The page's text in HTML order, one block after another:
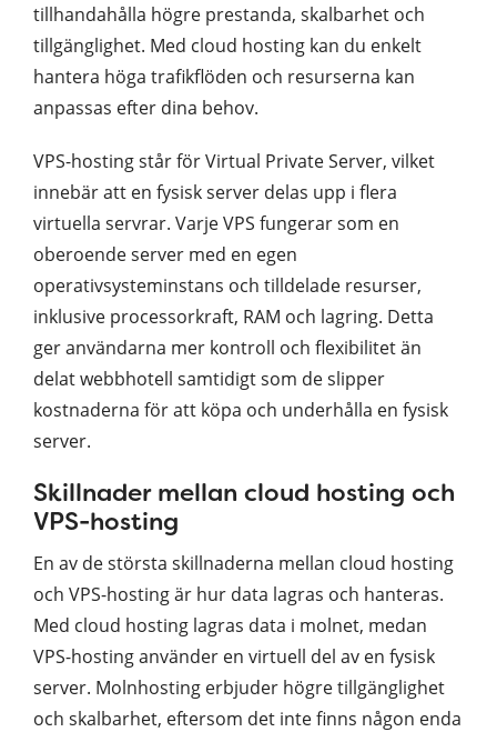
tillhandahålla högre prestanda, skalbarhet och
tillgänglighet. Med cloud hosting kan du enkelt
hantera höga trafikflöden och resurserna kan
anpassas efter dina behov.
VPS-hosting står för Virtual Private Server, vilket
innebär att en fysisk server delas upp i flera
virtuella servrar. Varje VPS fungerar som en
oberoende server med en egen
operativsysteminstans och tilldelade resurser,
inklusive processorkraft, RAM och lagring. Detta
ger användarna mer kontroll och flexibilitet än
delat webbhotell samtidigt som de slipper
kostnaderna för att köpa och underhålla en fysisk
server.
Skillnader mellan cloud hosting och
VPS-hosting
En av de största skillnaderna mellan cloud hosting
och VPS-hosting är hur data lagras och hanteras.
Med cloud hosting lagras data i molnet, medan
VPS-hosting använder en virtuell del av en fysisk
server. Molnhosting erbjuder högre tillgänglighet
och skalbarhet, eftersom det inte finns någon enda